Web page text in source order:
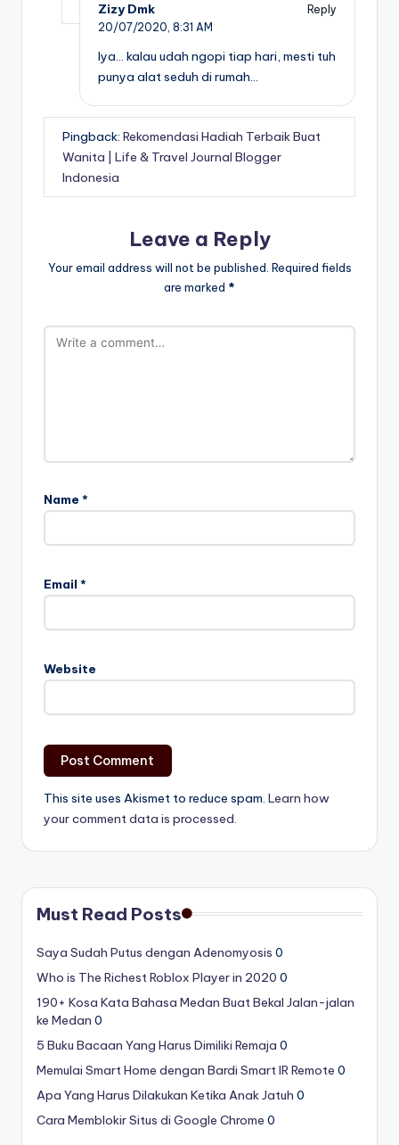
Zizy Dmk
Reply
20/07/2020, 8:31 AM
Iya… kalau udah ngopi tiap hari, mesti tuh
punya alat seduh di rumah…
Pingback: Rekomendasi Hadiah Terbaik Buat
Wanita | Life & Travel Journal Blogger
Indonesia
Leave a Reply
Your email address will not be published. Required fields
are marked *
Name *
Email *
Website
This site uses Akismet to reduce spam. Learn how
your comment data is processed.
Must Read Posts
Saya Sudah Putus dengan Adenomyosis 0
Who is The Richest Roblox Player in 2020 0
190+ Kosa Kata Bahasa Medan Buat Bekal Jalan-jalan
ke Medan 0
5 Buku Bacaan Yang Harus Dimiliki Remaja 0
Memulai Smart Home dengan Bardi Smart IR Remote 0
Apa Yang Harus Dilakukan Ketika Anak Jatuh 0
Cara Memblokir Situs di Google Chrome 0